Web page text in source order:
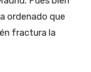
ordenado que
fractura la